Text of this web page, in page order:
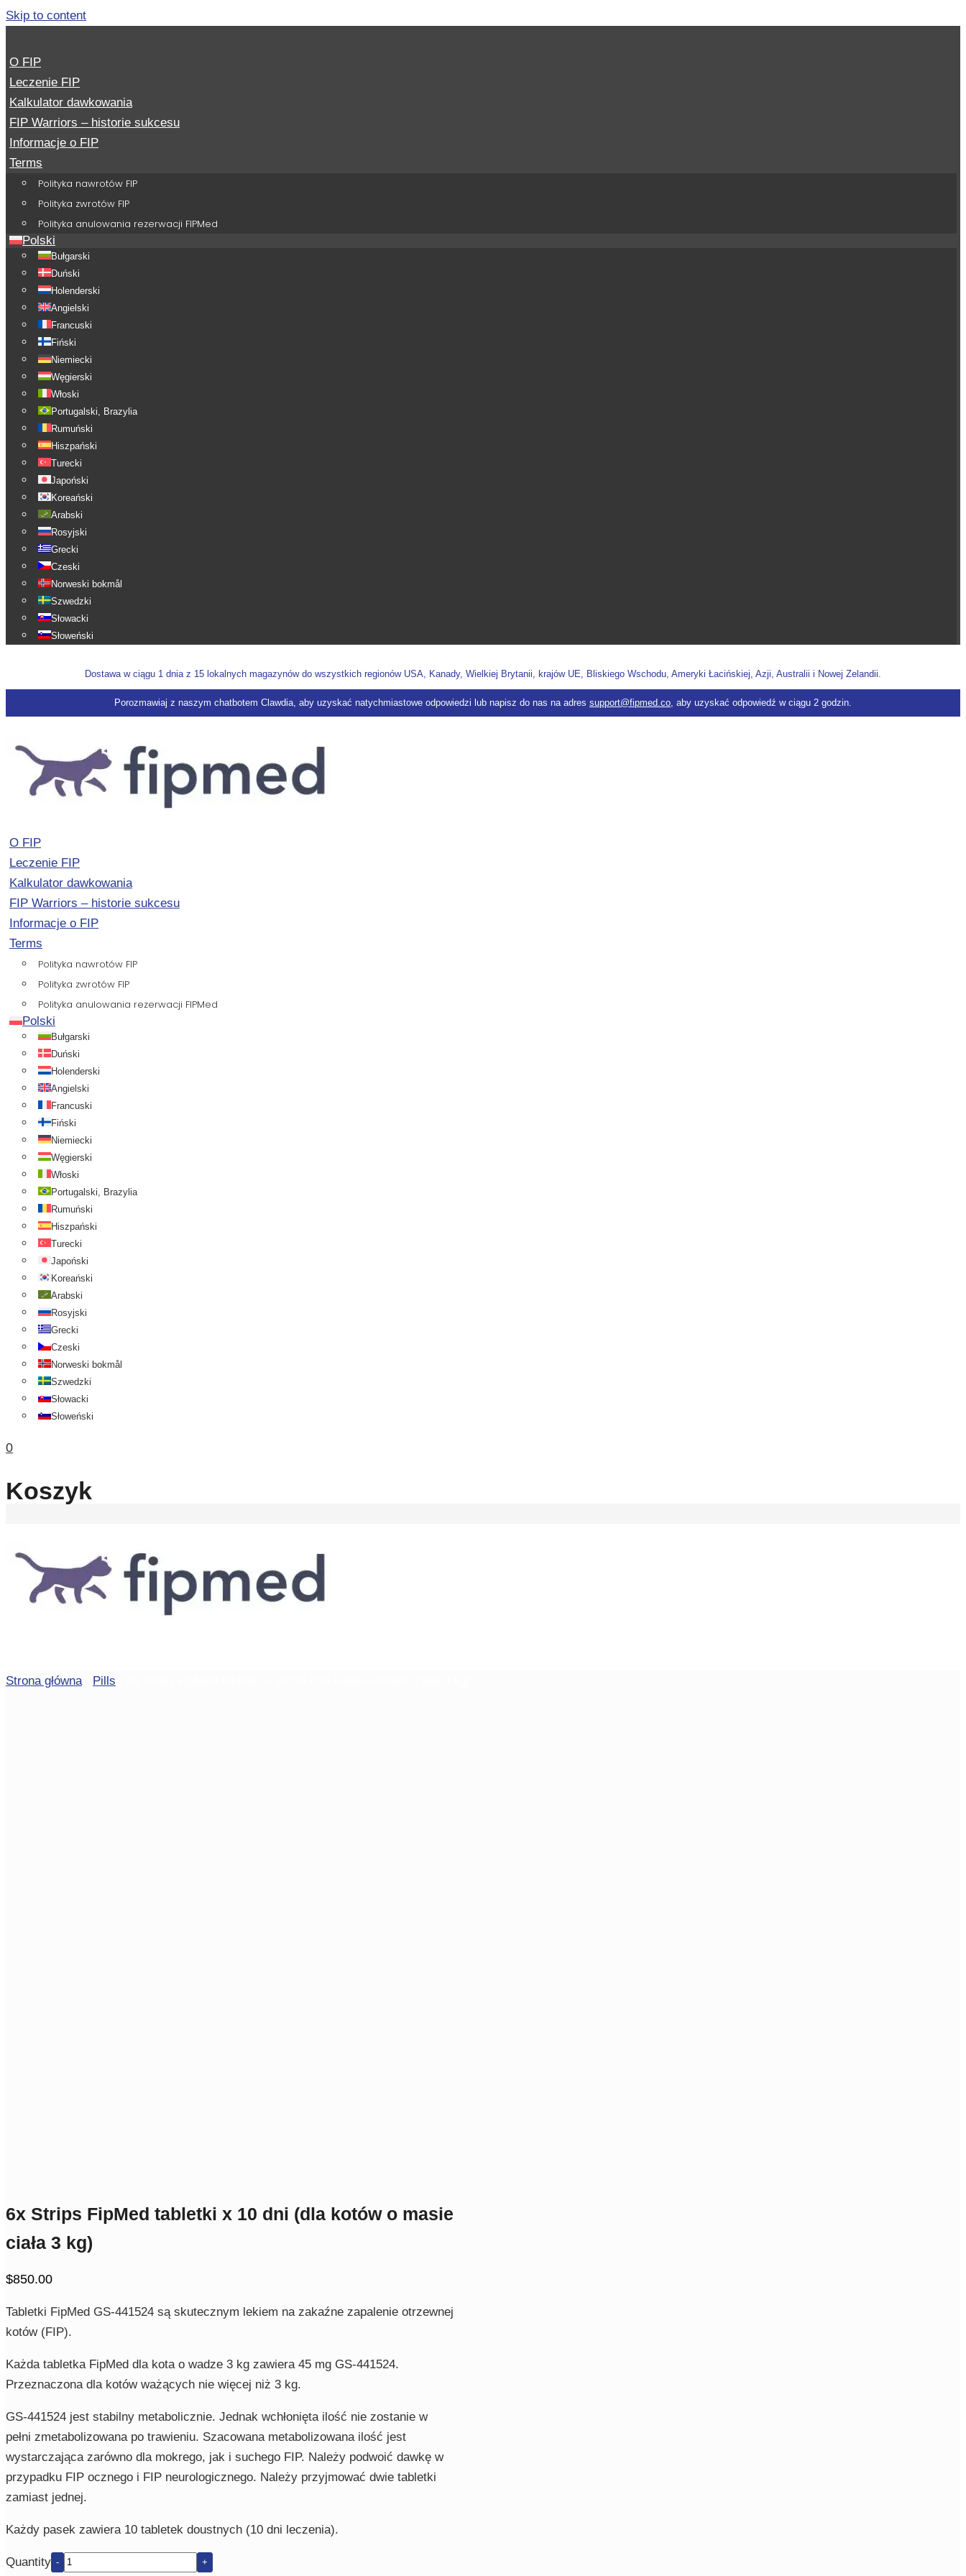
Skip to content
O FIP
Leczenie FIP
Kalkulator dawkowania
FIP Warriors – historie sukcesu
Informacje o FIP
Terms
Polityka nawrotów FIP
Polityka zwrotów FIP
Polityka anulowania rezerwacji FIPMed
Polski
Bułgarski
Duński
Holenderski
Angielski
Francuski
Fiński
Niemiecki
Węgierski
Włoski
Portugalski, Brazylia
Rumuński
Hiszpański
Turecki
Japoński
Koreański
Arabski
Rosyjski
Grecki
Czeski
Norweski bokmål
Szwedzki
Słowacki
Słoweński
Dostawa w ciągu 1 dnia z 15 lokalnych magazynów do wszystkich regionów USA, Kanady, Wielkiej Brytanii, krajów UE, Bliskiego Wschodu, Ameryki Łacińskiej, Azji, Australii i Nowej Zelandii.
Porozmawiaj z naszym chatbotem Clawdia, aby uzyskać natychmiastowe odpowiedzi lub napisz do nas na adres support@fipmed.co, aby uzyskać odpowiedź w ciągu 2 godzin.
O FIP
Leczenie FIP
Kalkulator dawkowania
FIP Warriors – historie sukcesu
Informacje o FIP
Terms
Polityka nawrotów FIP
Polityka zwrotów FIP
Polityka anulowania rezerwacji FIPMed
Polski
Bułgarski
Duński
Holenderski
Angielski
Francuski
Fiński
Niemiecki
Węgierski
Włoski
Portugalski, Brazylia
Rumuński
Hiszpański
Turecki
Japoński
Koreański
Arabski
Rosyjski
Grecki
Czeski
Norweski bokmål
Szwedzki
Słowacki
Słoweński
0
Koszyk
Strona główna/ Pills
6x Strips FipMed tabletki x 10 dni (dla kotów o masie
ciała 3 kg)
$850.00
Tabletki FipMed GS-441524 są skutecznym lekiem na zakaźne zapalenie otrzewnej
kotów (FIP).
Każda tabletka FipMed dla kota o wadze 3 kg zawiera 45 mg GS-441524.
Przeznaczona dla kotów ważących nie więcej niż 3 kg.
GS-441524 jest stabilny metabolicznie. Jednak wchłonięta ilość nie zostanie w
pełni zmetabolizowana po trawieniu. Szacowana metabolizowana ilość jest
wystarczająca zarówno dla mokrego, jak i suchego FIP. Należy podwoić dawkę w
przypadku FIP ocznego i FIP neurologicznego. Należy przyjmować dwie tabletki
zamiast jednej.
Każdy pasek zawiera 10 tabletek doustnych (10 dni leczenia).
Quantity